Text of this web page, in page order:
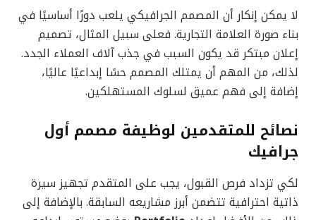
لا يمكن إنكار أن المصمم الجرافيكي يلعب دورًا أساسيًا في
بناء صورة العلامة التجارية. فعلى سبيل المثال، تصميم
إعلان مبتكر قد يكون السبب في جذب آلاف العملاء الجدد.
لذلك، من المهم أن يمتلك المصمم حسًا إبداعيًا عاليًا،
إضافة إلى فهم عميق لسلوك المستهلكين.
نصائح للمتقدمين لوظيفة مصمم أول
جرافيك
لكي تزداد فرص القبول، يجب على المتقدم تجهيز سيرة
ذاتية احترافية تتضمن أبرز مشاريعه السابقة. بالإضافة إلى